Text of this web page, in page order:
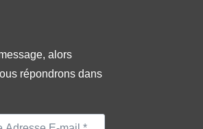
alors
répondrons dans